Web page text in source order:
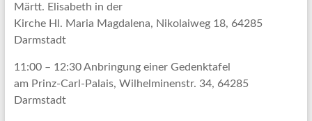
Märtt. Elisabeth in der
Kirche Hl. Maria Magdalena, Nikolaiweg 18, 64285
Darmstadt
11:00 – 12:30 Anbringung einer Gedenktafel
am Prinz-Carl-Palais, Wilhelminenstr. 34, 64285
Darmstadt